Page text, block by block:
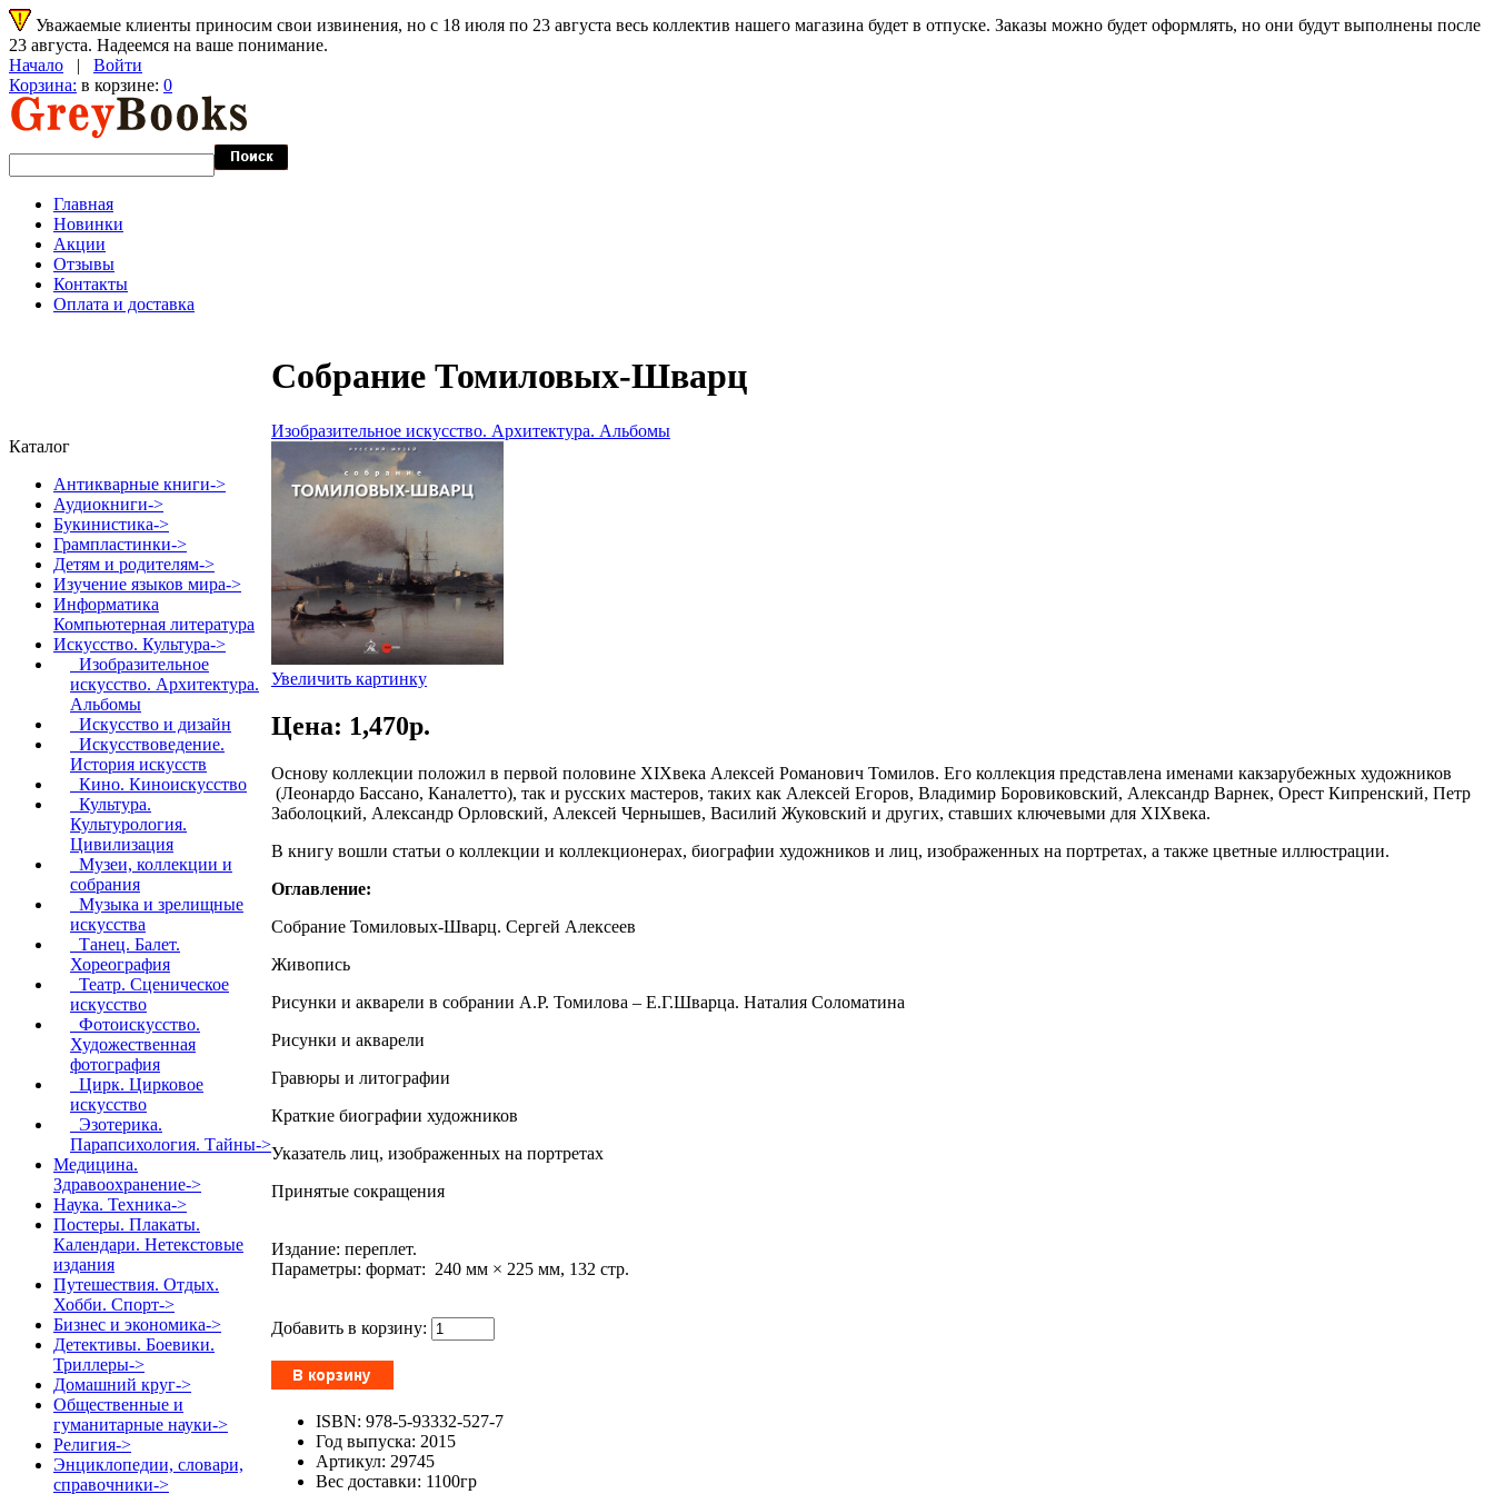
Уважаемые клиенты приносим свои извинения, но с 18 июля по 23 августа весь коллектив нашего магазина будет в отпуске. Заказы можно будет оформлять, но они будут выполнены после
23 августа. Надеемся на ваше понимание.
Начало | Войти
Корзина: в корзине: 0
Главная
Новинки
Акции
Отзывы
Контакты
Оплата и доставка
Каталог
Антикварные книги->
Аудиокниги->
Букинистика->
Грампластинки->
Детям и родителям->
Изучение языков мира->
Информатика
Компьютерная литература
Искусство. Культура->
Изобразительное
искусство. Архитектура.
Альбомы
Искусство и дизайн
Искусствоведение.
История искусств
Кино. Киноискусство
Культура.
Культурология.
Цивилизация
Музеи, коллекции и
собрания
Музыка и зрелищные
искусства
Танец. Балет.
Хореография
Театр. Сценическое
искусство
Фотоискусство.
Художественная
фотография
Цирк. Цирковое
искусство
Эзотерика.
Парапсихология. Тайны->
Медицина.
Здравоохранение->
Наука. Техника->
Постеры. Плакаты.
Календари. Нетекстовые
издания
Путешествия. Отдых.
Хобби. Спорт->
Бизнес и экономика->
Детективы. Боевики.
Триллеры->
Домашний круг->
Общественные и
гуманитарные науки->
Религия->
Энциклопедии, словари,
справочники->
Собрание Томиловых-Шварц
Изобразительное искусство. Архитектура. Альбомы
Увеличить картинку
Цена: 1,470p.
Основу коллекции положил в первой половине XIXвека Алексей Романович Томилов. Его коллекция представлена именами какзарубежных художников
(Леонардо Бассано, Каналетто), так и русских мастеров, таких как Алексей Егоров, Владимир Боровиковский, Александр Варнек, Орест Кипренский, Петр
Заболоцкий, Александр Орловский, Алексей Чернышев, Василий Жуковский и других, ставших ключевыми для XIXвека.
В книгу вошли статьи о коллекции и коллекционерах, биографии художников и лиц, изображенных на портретах, а также цветные иллюстрации.
Оглавление:
Собрание Томиловых-Шварц. Сергей Алексеев
Живопись
Рисунки и акварели в собрании А.Р. Томилова – Е.Г.Шварца. Наталия Соломатина
Рисунки и акварели
Гравюры и литографии
Краткие биографии художников
Указатель лиц, изображенных на портретах
Принятые сокращения
Издание: переплет.
Параметры: формат: 240 мм × 225 мм, 132 стр.
Добавить в корзину:
ISBN: 978-5-93332-527-7
Год выпуска: 2015
Артикул: 29745
Вес доставки: 1100гр